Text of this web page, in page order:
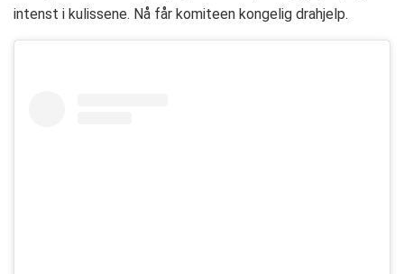
intenst i kulissene. Nå får komiteen kongelig drahjelp.